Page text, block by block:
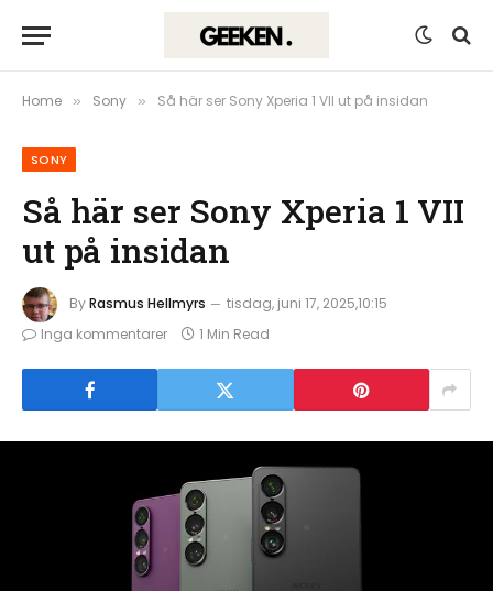
Home » Sony » Så här ser Sony Xperia 1 VII ut på insidan
SONY
Så här ser Sony Xperia 1 VII
ut på insidan
ByRasmus Hellmyrs
tisdag, juni 17, 2025,10:15
Inga kommentarer
1 Min Read